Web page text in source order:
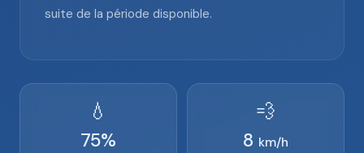
suite de la période disponible.
💧
75%
💨
8 km/h